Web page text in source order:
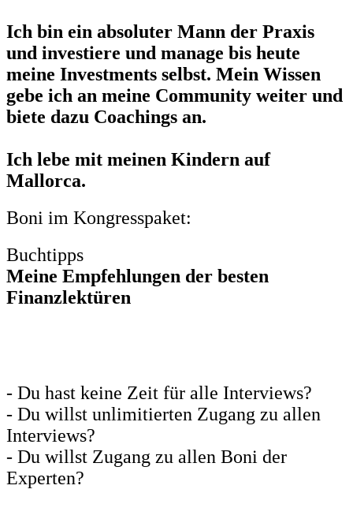
Ich bin ein absoluter Mann der Praxis
und investiere und manage bis heute
meine Investments selbst. Mein Wissen
gebe ich an meine Community weiter und
biete dazu Coachings an.
Ich lebe mit meinen Kindern auf
Mallorca.
Boni im Kongresspaket:
Buchtipps
Meine Empfehlungen der besten
Finanzlektüren
- Du hast keine Zeit für alle Interviews?
- Du willst unlimitierten Zugang zu allen
Interviews?
- Du willst Zugang zu allen Boni der
Experten?